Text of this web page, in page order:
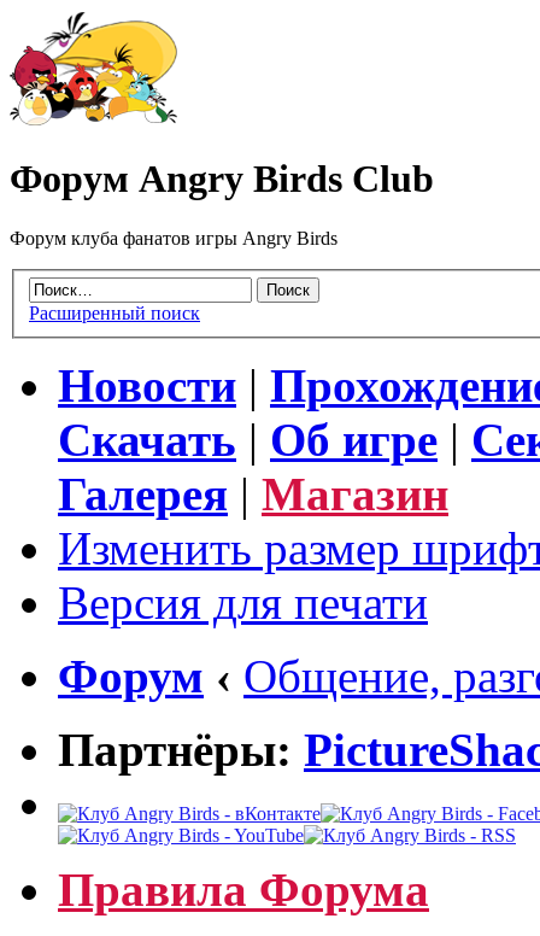
Форум Angry Birds Club
Форум клуба фанатов игры Angry Birds
Расширенный поиск
Новости |
Скачать | Об игре |
Галерея | Магазин
Изменить размер
Версия для печати
Форум ‹ Общение,
Партнёры:
Правила Форума